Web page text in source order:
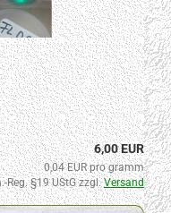
6,00 EUR
0,04 EUR pro gramm
Reg. §19 UStG zzgl.Versand